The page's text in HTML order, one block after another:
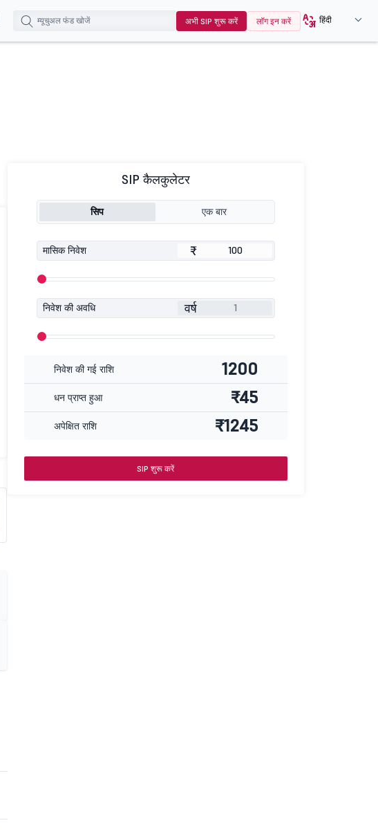
अभी SIP शुरू करें लॉग इन करें हिंदी
SIP कैलकुलेटर
सिप एक बार
मासिक निवेश ₹
निवेश की अवधि वर्ष
निवेश की गई राशि 1200
धन प्राप्त हुआ ₹45
अपेक्षित राशि ₹1245
SIP शुरू करें